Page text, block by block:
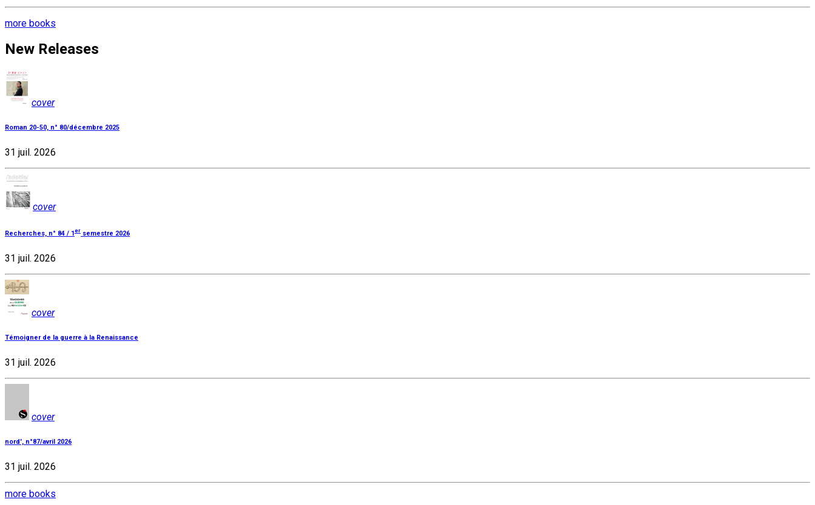
more books
New Releases
cover
Roman 20-50, n° 80/décembre 2025
31 juil. 2026
cover
Recherches, n° 84 / 1er semestre 2026
31 juil. 2026
cover
Témoigner de la guerre à la Renaissance
31 juil. 2026
cover
nord', n°87/avril 2026
31 juil. 2026
more books